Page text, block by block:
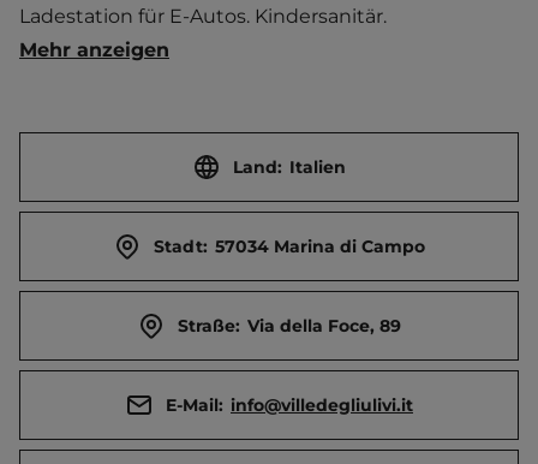
Ladestation für E-Autos. Kindersanitär.
Wellnessbereich mit Whirlpool und türk. Bad.
km entfernt. Touristen-/Dauerstellplätze 185/6.
Mehr anzeigen
Land: Italien
Stadt: 57034 Marina di Campo
Straße: Via della Foce, 89
E-Mail: info@villedegliulivi.it